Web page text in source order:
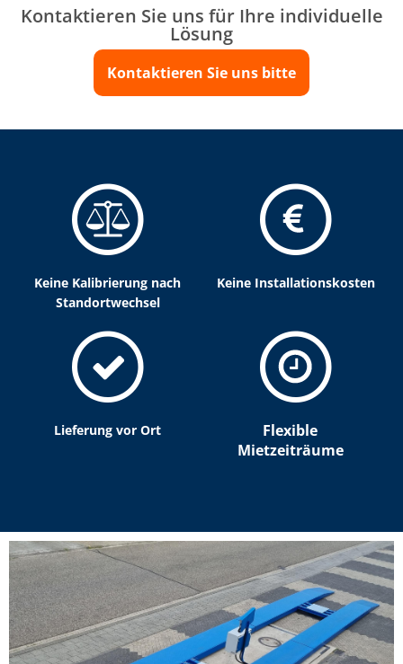
Kontaktieren Sie uns für Ihre individuelle
Lösung
Kontaktieren Sie uns bitte
Keine Kalibrierung nach
Standortwechsel
Keine Installationskosten
Lieferung vor Ort
Flexible
Mietzeiträume